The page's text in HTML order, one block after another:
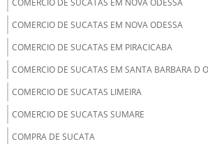
COMERCIO DE SUCATAS EM NOVA ODESSA
COMERCIO DE SUCATAS EM NOVA ODESSA
COMERCIO DE SUCATAS EM PIRACICABA
COMERCIO DE SUCATAS EM SANTA BARBARA D
COMERCIO DE SUCATAS LIMEIRA
COMERCIO DE SUCATAS SUMARE
COMPRA DE SUCATA